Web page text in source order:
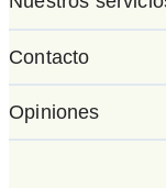
Contacto
Opiniones